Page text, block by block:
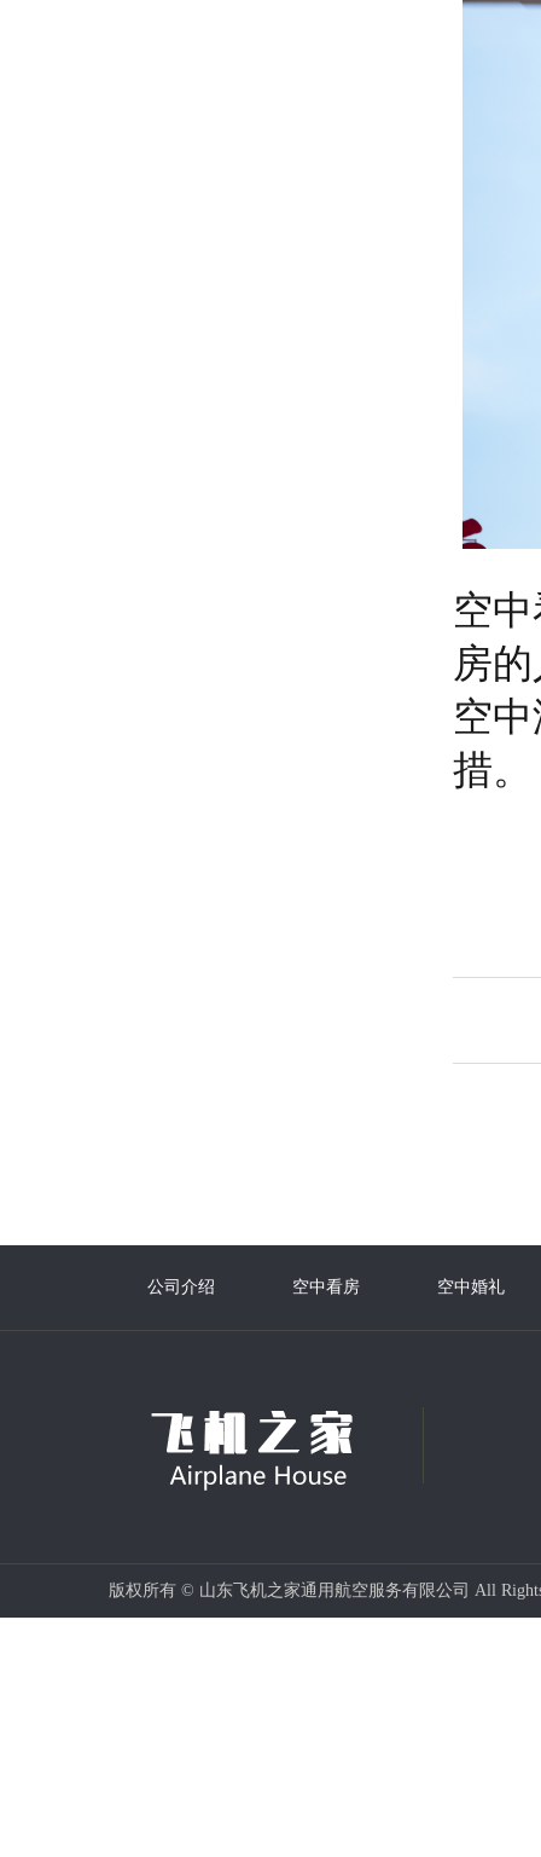
空
房
空
措。
公司介绍 空中看房 空中婚礼
版权所有 © 山东飞机之家通用航空服务有限公司 All